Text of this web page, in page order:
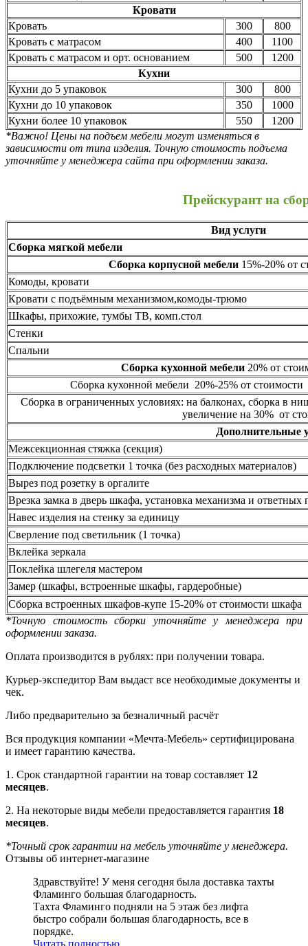
Кровати
Кровать
300
800
Кровать с матрасом
400
1100
Кровать с матрасом и орт. основанием
500
1200
Кухни
Кухни до 5 упаковок
300
800
Кухни до 10 упаковок
350
1000
Кухни более 10 упаковок
550
1200
*Важно! Цены на подъем мебели могут изменяться в
зависимости от типа изделия. Точную стоимость подъема
уточняйте у менеджера сайта при оформлении заказа.
Прейскурант на
Вид услуги
Сборка мягкой мебели
Сборка корпусной мебели15%-20% от
Комоды, кровати
Кровати с подъёмным механизмом,комоды-трюмо
Шкафы, прихожие, тумбы ТВ, комп.стол
Стенки
Спальни
Сборка кухонной мебели20% от
Сборка кухонной мебели 20%-25% от стоимости
Сборка в ограниченных условиях: на балконах, сборка в
увеличение на 30% от
Дополнительные
Межсекционная стяжка (секция)
Подключение подсветки 1 точка (без расходных материалов)
Вырез под розетку в оргалите
Врезка замка в дверь шкафа, установка механизма и ответных
Навес изделия на стенку за единицу
Сверление под светильник (1 точка)
Вклейка зеркала
Поклейка шлегеля мастером
Замер (шкафы, встроенные шкафы, гардеробные)
Сборка встроенных шкафов-купе 15-20% от стоимости шкафа
*Точную стоимость сборки уточняйте у менеджера при
оформлении заказа.
Оплата производится в рублях: при получении товара.
Курьер-экспедитор Вам выдаст все необходимые документы и
чек.
Либо предварительно за безналичный расчёт
Вся продукция компании «Мечта-Мебель» сертифицирована
и имеет гарантию качества.
1. Срок стандартной гарантии на товар составляет 12
месяцев.
2. На некоторые виды мебели предоставляется гарантия 18
месяцев.
*Точный срок гарантии на мебель уточняйте у менеджера.
Отзывы об интернет-магазине
Здравствуйте! У меня сегодня была доставка тахты
Фламинго большая благодарность.
Тахта Фламинго подняли на 5 этаж без лифта
быстро собрали большая благодарность, все в
порядке.
Читать полностью